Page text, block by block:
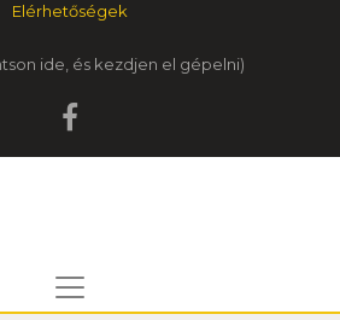
Elérhetőségek